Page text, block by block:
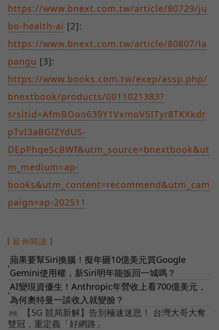
https://www.bnext.com.tw/article/80729/ju
bo-health-ai [2]:
https://www.bnext.com.tw/article/80807/la
pangu [3]:
https://www.books.com.tw/exep/assp.php/
bnextbook/products/0011021383?
srsltid=AfmBOoo639Y1VxmoV5ITyr8TKXkdr
pTvI3aBGlZYdUS-
DEpPhqeScBWf&utm_source=bnextbook&ut
m_medium=ap-
books&utm_content=recommend&utm_cam
paign=ap-202511
延伸閱讀
●
蘋果要幫Siri換腦！擬年砸10億美元買Google
Gemini使用權，新Siri明年能扳回一城嗎？
●
AI變現資優生！Anthropic年營收上看700億美元，
為何奧特曼一談收入就變臉？
【5G 競局新解】告別極速迷思！ 台灣大哥大奪
雙冠，重定義「好網路」